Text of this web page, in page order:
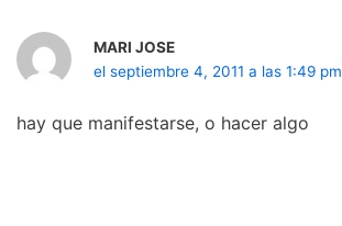
MARI JOSE
el septiembre 4, 2011 a las 1:49 pm
hay que manifestarse, o hacer algo